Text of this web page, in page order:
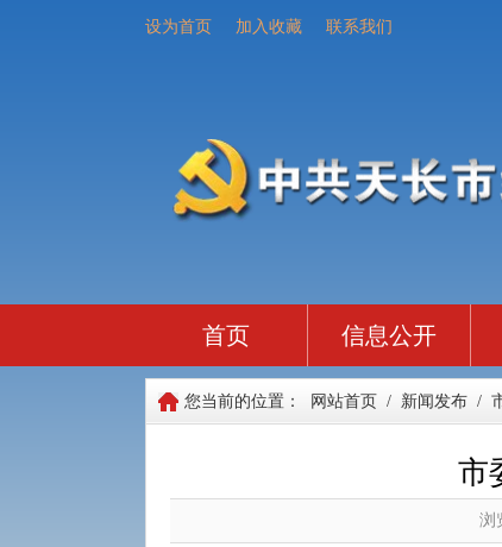
设为首页 加入收藏 联系我们
首页 信息公开
您当前的位置： 网站首页 / 新闻发布 /
市
浏